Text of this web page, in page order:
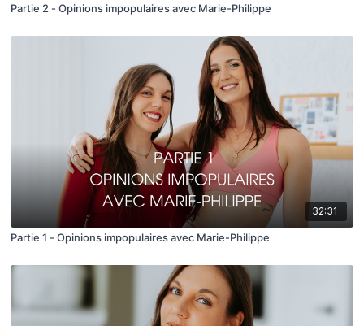
Partie 2 - Opinions impopulaires avec Marie-Philippe
32:31
Partie 1 - Opinions impopulaires avec Marie-Philippe